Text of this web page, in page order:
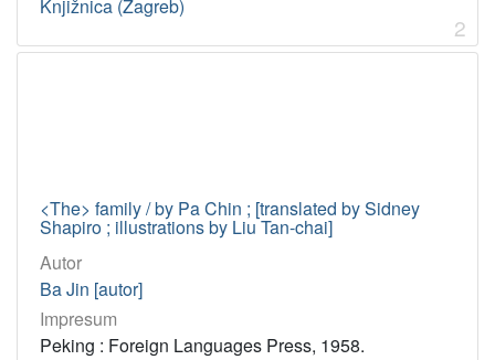
Knjižnica (Zagreb)
2
<The> family / by Pa Chin ; [translated by Sidney
Shapiro ; illustrations by Liu Tan-chai]
Autor
Ba Jin [autor]
Impresum
Peking : Foreign Languages Press, 1958.